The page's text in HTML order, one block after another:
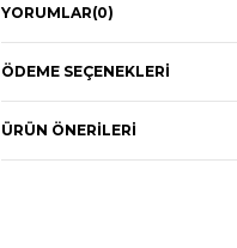
YORUMLAR(0)
ÖDEME SEÇENEKLERI
ÜRÜN ÖNERILERI